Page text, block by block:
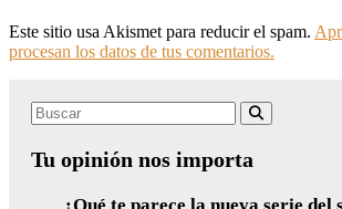
Este sitio usa Akismet para reducir el spam.
procesan los datos de tus comentarios.
Search
Tu opinión nos importa